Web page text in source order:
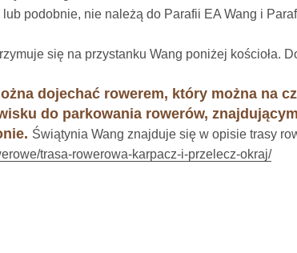
podobnie, nie należą do Parafii EA Wang i
się na przystanku Wang poniżej kościoła.
dojechać rowerem, który można na
do parkowania rowerów,
Świątynia Wang znajduje się w opisie trasy
trasa-rowerowa-karpacz-i-przelecz-okraj/